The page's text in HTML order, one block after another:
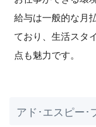
給与は一般的な月
ており、生活スタ
点も魅力です。
アド･エスピー･